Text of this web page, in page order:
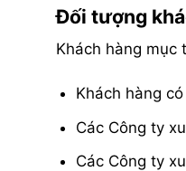
Đối tượng
Khách hàng mục
Khách hàng
Các Công ty
Các Công ty